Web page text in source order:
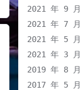
2021 年 9 月
2021 年 7 月
2021 年 5 月
2021 年 3 月
2019 年 8 月
2017 年 5 月